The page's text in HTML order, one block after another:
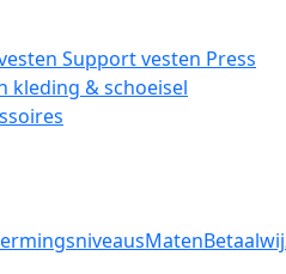
Support vesten Press
kleding & schoeisel
Maten